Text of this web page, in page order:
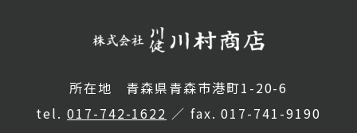
所在地 青森県青森市港町1-20-6
tel.017-742-1622 ／ fax. 017-741-9190